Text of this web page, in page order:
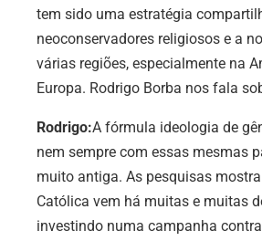
tem sido uma estratégia
neoconservadores religiosos e a
várias regiões, especialmente na
Europa. Rodrigo Borba nos fala
Rodrigo:A fórmula ideologia de
nem sempre com essas mesmas
muito antiga. As pesquisas
Católica vem há muitas e muitas
investindo numa campanha